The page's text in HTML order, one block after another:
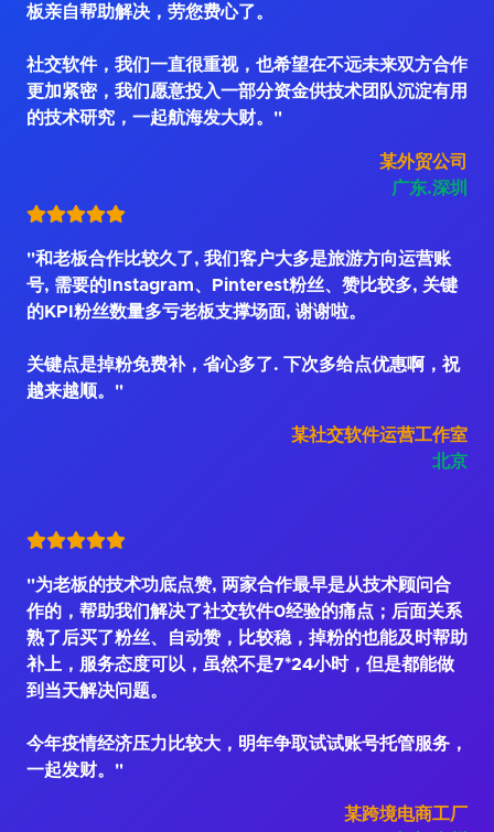
板亲自帮助解决，劳您费心了。
社交软件，我们一直很重视，也希望在不远未来双方合作
更加紧密，我们愿意投入一部分资金供技术团队沉淀有用
的技术研究，一起航海发大财。"
某外贸公司
广东.深圳
"和老板合作比较久了, 我们客户大多是旅游方向运营账
号, 需要的Instagram、Pinterest粉丝、赞比较多, 关键
的KPI粉丝数量多亏老板支撑场面, 谢谢啦。
关键点是掉粉免费补，省心多了. 下次多给点优惠啊，祝
越来越顺。"
某社交软件运营工作室
北京
"为老板的技术功底点赞, 两家合作最早是从技术顾问合
作的，帮助我们解决了社交软件0经验的痛点；后面关系
熟了后买了粉丝、自动赞，比较稳，掉粉的也能及时帮助
补上，服务态度可以，虽然不是7*24小时，但是都能做
到当天解决问题。
今年疫情经济压力比较大，明年争取试试账号托管服务，
一起发财。"
某跨境电商工厂